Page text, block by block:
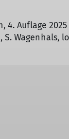
4. Auflage 2025
Wagenhals,